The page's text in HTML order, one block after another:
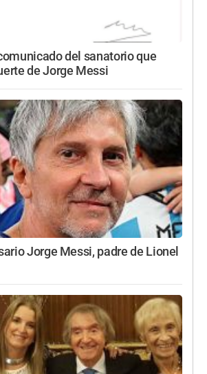
del sanatorio que
de Jorge Messi
Jorge Messi, padre de Lionel